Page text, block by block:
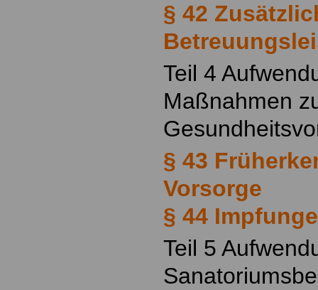
§ 42
Teil 4
Maßnahmen
§ 43
Vorsorge
§ 44
Teil 5